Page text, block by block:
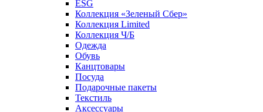
ESG
Коллекция «Зеленый Сбер»
Коллекция Limited
Коллекция Ч/Б
Одежда
Обувь
Канцтовары
Посуда
Подарочные пакеты
Текстиль
Аксессуары